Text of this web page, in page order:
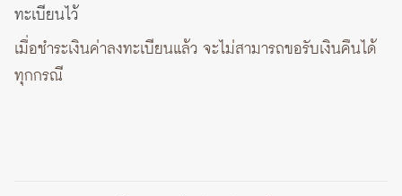
ทะเบียนไว้
เมื่อชำระเงินค่าลงทะเบียนแล้ว จะไม่สามารถขอรับเงินคืนได้
ทุกกรณี